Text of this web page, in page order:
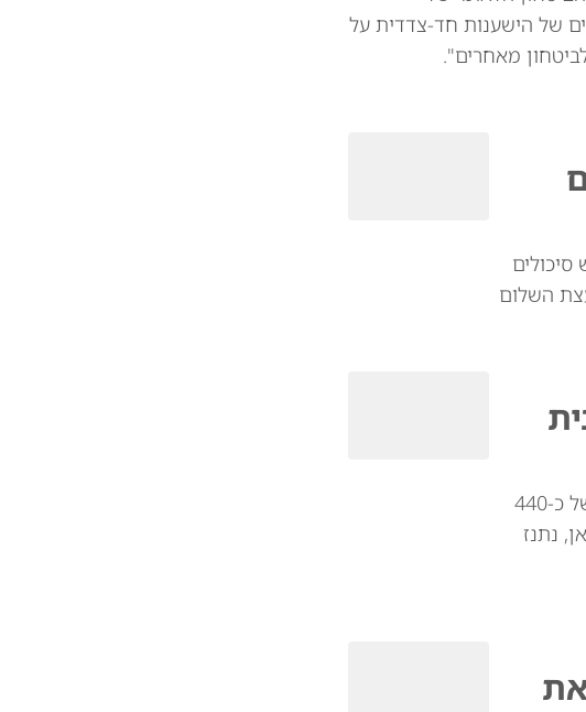
של הישענות חד-צדדית על
מאחרים".
השלום
למרות התקיפות האמריקאיות באתרי ההעשרה המרכזיים, מומחים מעריכים כי לטהראן עדיין מלאי של כ-440
נתנז